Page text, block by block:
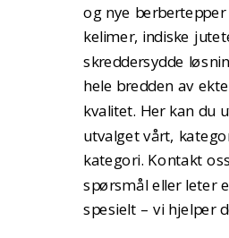
og nye
kelimer, indiske
skreddersydde
hele bredden av
kvalitet. Her kan du
utvalget vårt,
kategori. Kontakt
spørsmål eller leter
spesielt – vi hjelper